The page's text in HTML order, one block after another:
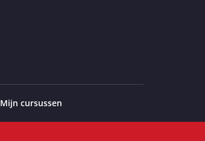
Mijn cursussen